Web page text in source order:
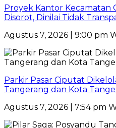
Proyek Kantor Kecamatan
Disorot, Dinilai Tidak
Agustus 7, 2026 | 9:00 pm
Parkir Pasar Ciputat
Tangerang dan Kota
Agustus 7, 2026 | 7:54 pm